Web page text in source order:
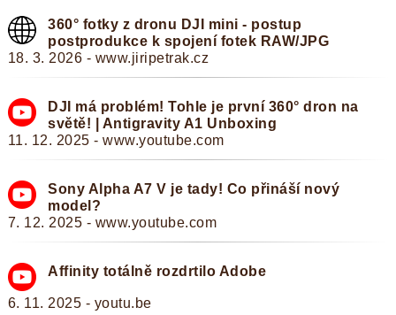
360° fotky z dronu DJI mini - postup
postprodukce k spojení fotek RAW/JPG
18. 3. 2026 - www.jiripetrak.cz
DJI má problém! Tohle je první 360° dron na
světě! | Antigravity A1 Unboxing
11. 12. 2025 - www.youtube.com
Sony Alpha A7 V je tady! Co přináší nový
model?
7. 12. 2025 - www.youtube.com
Affinity totálně rozdrtilo Adobe
6. 11. 2025 - youtu.be